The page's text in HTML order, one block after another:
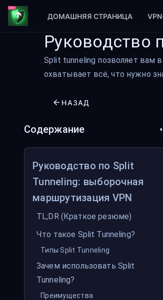
ДОМАШНЯЯ СТРАНИЦА
Руководство
Split tunneling позволяет вам
охватывает всё, что нужно
НАЗАД
Содержание
Руководство по Split
Tunneling: выборочная
маршрутизация VPN
TL;DR (Краткое резюме)
Что такое Split Tunneling?
Типы Split Tunneling
Зачем использовать Split
Tunneling?
Преимущества